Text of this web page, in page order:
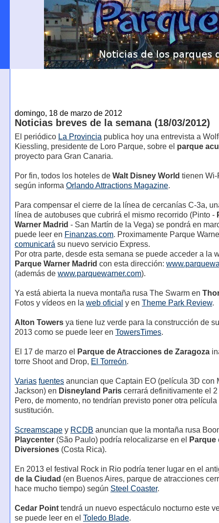
domingo, 18 de marzo de 2012
Noticias breves de la semana (18/03/2012)
El periódico La Provincia publica hoy una entrevista a
Kiessling, presidente de Loro Parque, sobre el parque
proyecto para Gran Canaria.
Por fin, todos los hoteles de Walt Disney World tienen Wi-
según informa Orlando Attractions Magazine.
Para compensar el cierre de la línea de cercanías C-3a,
línea de autobuses que cubrirá el mismo recorrido (Pinto -
Warner Madrid - San Martín de la Vega) se pondrá en
puede leer en Finanzas.com. Proximamente Parque
comunicará su nuevo servicio Express.
Por otra parte, desde esta semana se puede acceder a la
Parque Warner Madrid con esta dirección:
(además de www.parquewarner.com).
Ya está abierta la nueva montaña rusa The Swarm en
Fotos y vídeos en la web oficial y en Theme Park Review.
Alton Towersya tiene luz verde para la construcción de
2013 como se puede leer en TowersTimes.
El 17 de marzo el Parque de Atracciones de Zaragoza
torre Shoot and Drop, El Torreón.
Varias fuentesanuncian que Captain EO (película 3D con
Jackson) en Disneyland Pariscerrará definitivamente el 2
Pero, de momento, no tendrían previsto poner otra película
sustitución.
Screamscapey RCDB anuncian que la montaña rusa
Playcenter(São Paulo) podría relocalizarse en el
Parque
Diversiones(Costa Rica).
En 2013 el festival Rock in Rio podría tener lugar en el
de la Ciudad (en Buenos Aires, parque de atracciones
hace mucho tiempo) según Steel Coaster.
Cedar Pointtendrá un nuevo espectáculo nocturno este
se puede leer en el Toledo Blade.